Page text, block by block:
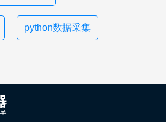
python数据采集